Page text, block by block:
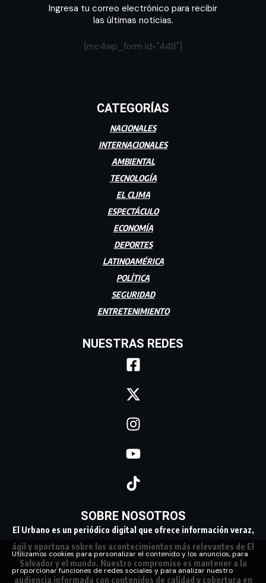
Ingresa tu correo electrónico para recibir
las últimas noticias.
[mc4wp_form id="448"]
CATEGORÍAS
NACIONALES
INTERNACIONALES
AMBIENTAL
TECNOLOGÍA
EL CLIMA
ESPECTÁCULO
ECONOMÍA
DEPORTES
LATINOAMÉRICA
POLÍTICA
SEGURIDAD
ENTRETENIMIENTO
NUESTRAS REDES
SOBRE NOSOTROS
El Urbano es un periódico digital que ofrece información veraz,
ágil y oportuna sobre los acontecimientos más relevantes de El
Salvador y el mundo. Nuestro compromiso es mantener a la
audiencia informada con contenidos de calidad y cobertura en
Utilizamos cookies para personalizar el contenido y los anuncios, para
proporcionar funciones de redes sociales y para analizar nuestro